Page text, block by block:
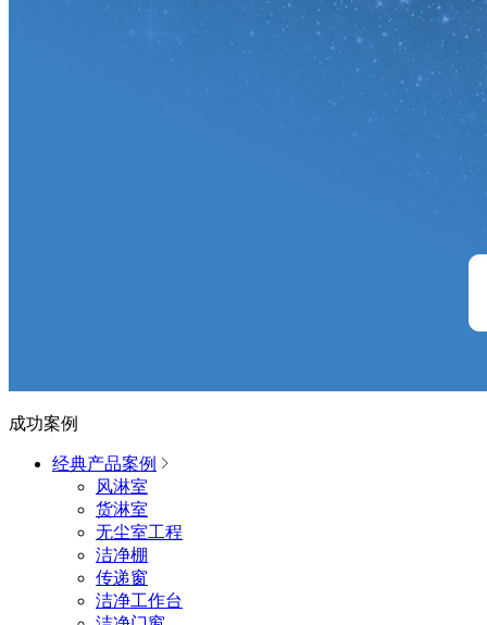
成功案例
经典产品案例
风淋室
货淋室
无尘室工程
洁净棚
传递窗
洁净工作台